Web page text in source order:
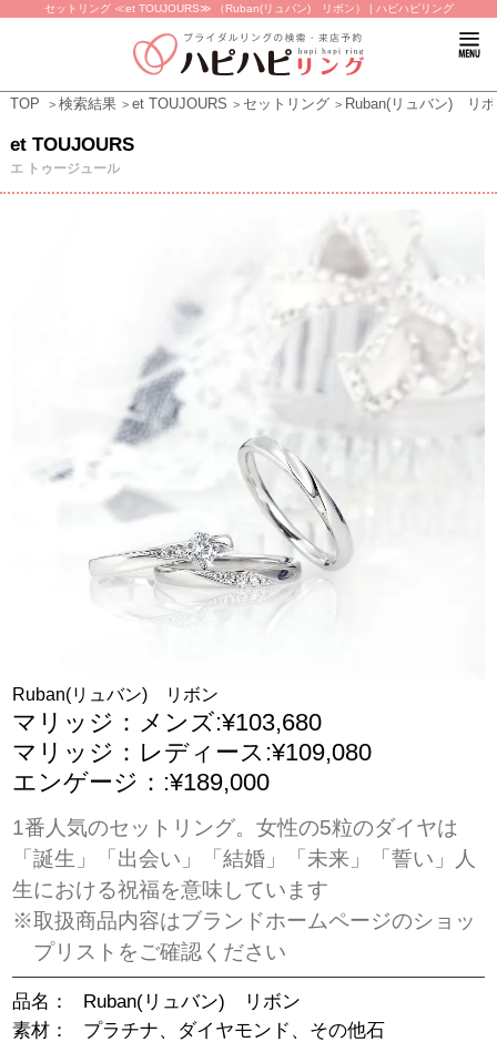
セットリング ≪et TOUJOURS≫ （Ruban(リュバン) リボン） | ハピハピリング
TOP 検索結果 et TOUJOURS セットリング Ruban(リュバン) リ
et TOUJOURS
エ トゥージュール
Ruban(リュバン) リボン
マリッジ：メンズ:¥103,680
マリッジ：レディース:¥109,080
エンゲージ：:¥189,000
1番人気のセットリング。女性の5粒のダイヤは
「誕生」「出会い」「結婚」「未来」「誓い」人
生における祝福を意味しています
※取扱商品内容はブランドホームページのショッ
プリストをご確認ください
品名：
Ruban(リュバン) リボン
素材：
プラチナ、ダイヤモンド、その他石